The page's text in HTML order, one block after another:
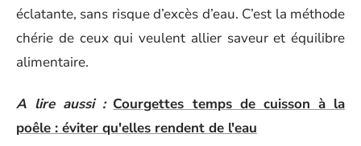
éclatante, sans risque d’excès d’eau. C’est la méthode
chérie de ceux qui veulent allier saveur et équilibre
alimentaire.
A lire aussi : Courgettes temps de cuisson à la
poêle : éviter qu'elles rendent de l'eau